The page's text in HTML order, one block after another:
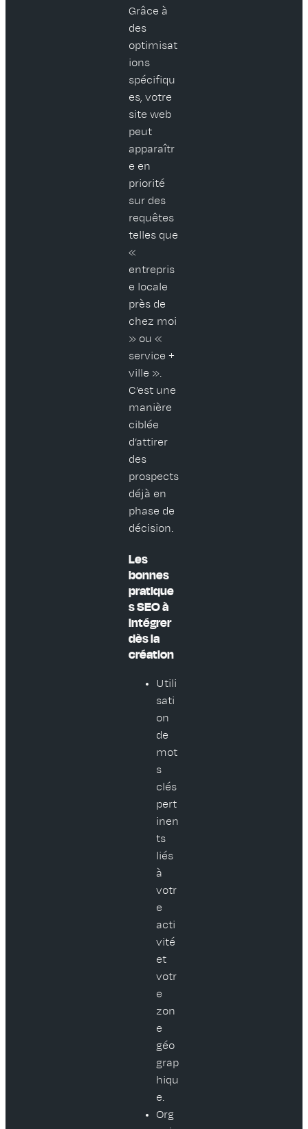
Grâce à
des
optimisat
ions
spécifiqu
es, votre
site web
peut
apparaîtr
e en
priorité
sur des
requêtes
telles que
«
entrepris
e locale
près de
chez moi
» ou «
service +
ville ».
C’est une
manière
ciblée
d’attirer
des
prospects
déjà en
phase de
décision.
Les
bonnes
pratique
s SEO à
intégrer
dès la
création
Utili
sati
on
de
mot
s
clés
pert
inen
ts
liés
à
votr
e
acti
vité
et
votr
e
zon
e
géo
grap
hiqu
e.
Org